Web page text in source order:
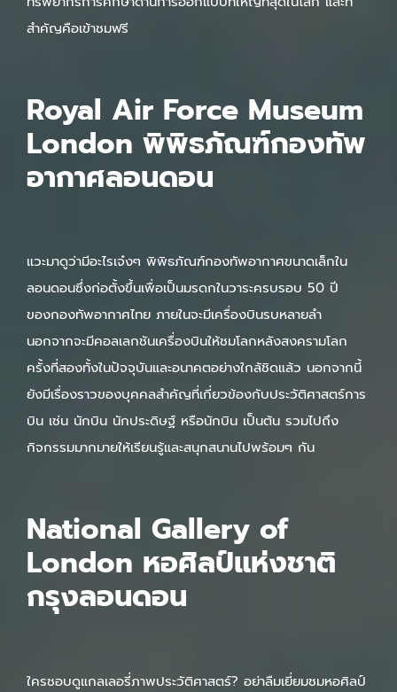
สำคัญคือเข้าชมฟรี
Royal Air Force Museum
London พิพิธภัณฑ์กองทัพ
อากาศลอนดอน
แวะมาดูว่ามีอะไรเจ๋งๆ พิพิธภัณฑ์กองทัพอากาศขนาดเล็กใน
ลอนดอนซึ่งก่อตั้งขึ้นเพื่อเป็นมรดกในวาระครบรอบ 50 ปี
ของกองทัพอากาศไทย ภายในจะมีเครื่องบินรบหลายลำ
นอกจากจะมีคอลเลกชันเครื่องบินให้ชมโลกหลังสงครามโลก
ครั้งที่สองทั้งในปัจจุบันและอนาคตอย่างใกล้ชิดแล้ว นอกจากนี้
ยังมีเรื่องราวของบุคคลสำคัญที่เกี่ยวข้องกับประวัติศาสตร์การ
บิน เช่น นักบิน นักประดิษฐ์ หรือนักบิน เป็นต้น รวมไปถึง
กิจกรรมมากมายให้เรียนรู้และสนุกสนานไปพร้อมๆ กัน
National Gallery of
London หอศิลป์แห่งชาติ
กรุงลอนดอน
ใครชอบดูแกลเลอรี่ภาพประวัติศาสตร์? อย่าลืมเยี่ยมชมหอศิลป์